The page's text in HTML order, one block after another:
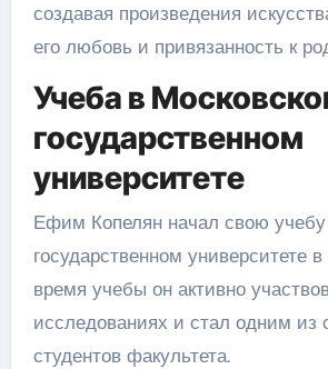
создавая произведения
его любовь и привязанность к
Учеба в
государственном
университете
Ефим Копелян начал свою
государственном университете
время учебы он активно
исследованиях и стал одним из
студентов факультета.